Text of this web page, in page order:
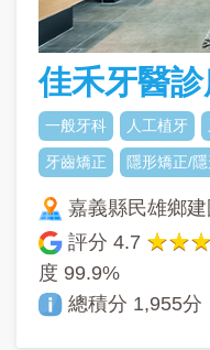
佳禾牙醫
一般牙科 人工植牙
牙齒矯正 隱形矯正/
嘉義縣民雄鄉
評分4.7
度 99.9%
總積分 1,955分